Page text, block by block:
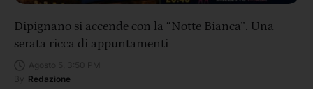
Dipignano si accende con la “Notte Bianca”. Una
serata ricca di appuntamenti
Redazione